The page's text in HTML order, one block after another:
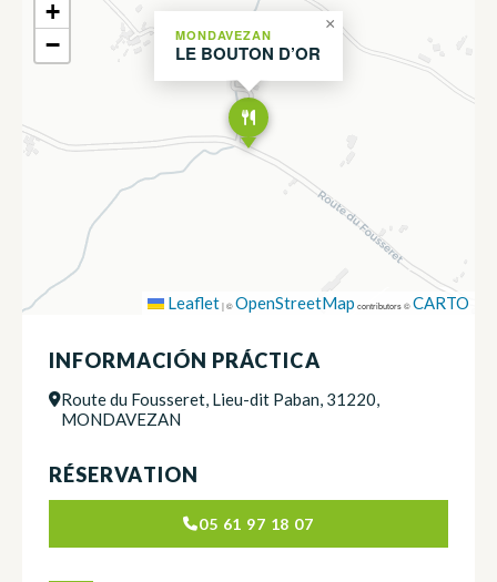
MONDAVEZAN
LE BOUTON D’OR
×
+
−
Leaflet|©OpenStreetMap contributors ©CARTO
INFORMACIÓN PRÁCTICA
Route du Fousseret, Lieu-dit Paban, 31220,
MONDAVEZAN
RÉSERVATION
05 61 97 18 07